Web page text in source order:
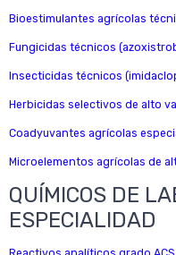
Bioestimulantes agrícolas
Fungicidas técnicos
Insecticidas técnicos
Herbicidas selectivos de alto
Coadyuvantes agrícolas
Microelementos agrícolas de
QUÍMICOS DE
ESPECIALIDAD